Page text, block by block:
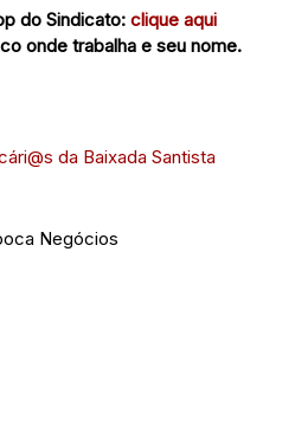
do Sindicato: clique aqui
onde trabalha e seu nome.
da Baixada Santista
Negócios